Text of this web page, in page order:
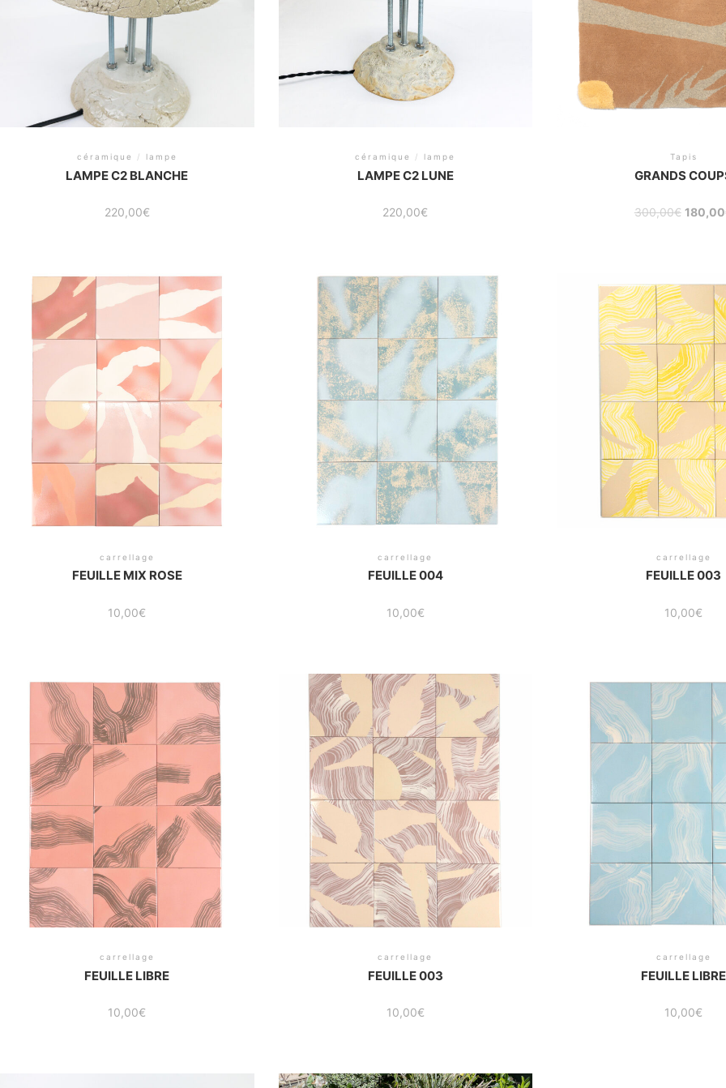
céramique / lampe
LAMPE C2 BLANCHE
220,00€
céramique / lampe
LAMPE C2 LUNE
220,00€
Tapis
GRANDS
300,00€ Original
180,00
carrellage
FEUILLE MIX ROSE
10,00€
carrellage
FEUILLE 004
10,00€
carrellage
FEUILLE 003
10,00€
carrellage
FEUILLE LIBRE
10,00€
carrellage
FEUILLE 003
10,00€
carrellage
FEUILLE LIBRE
10,00€